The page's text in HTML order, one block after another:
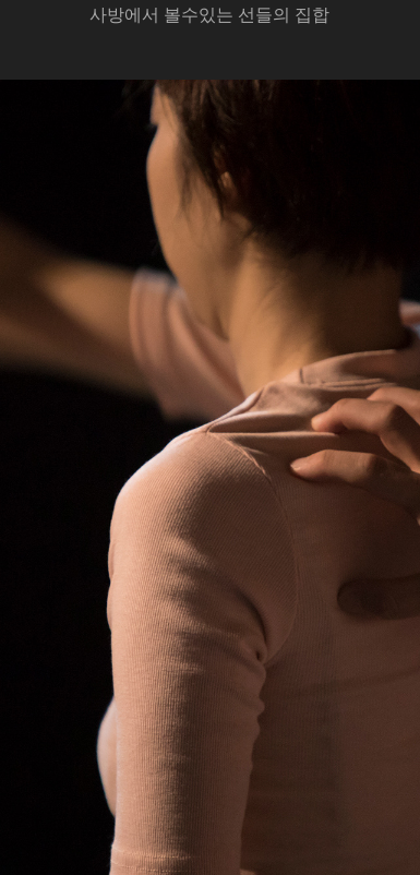
사방에서 볼수있는 선들의 집합